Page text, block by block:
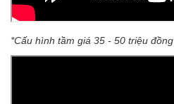
*Cấu hình tầm giá 35 - 50 triệu đồng